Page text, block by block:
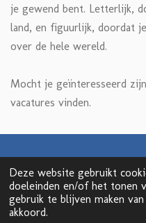
Deze website gebruikt
doeleinden en/of het tonen
gebruik te blijven maken
akkoord.
je gewend bent. Letterlijk,
land, en figuurlijk, doordat
over de hele wereld.
Mocht je geïnteresseerd
vacatures vinden.
Volg ons